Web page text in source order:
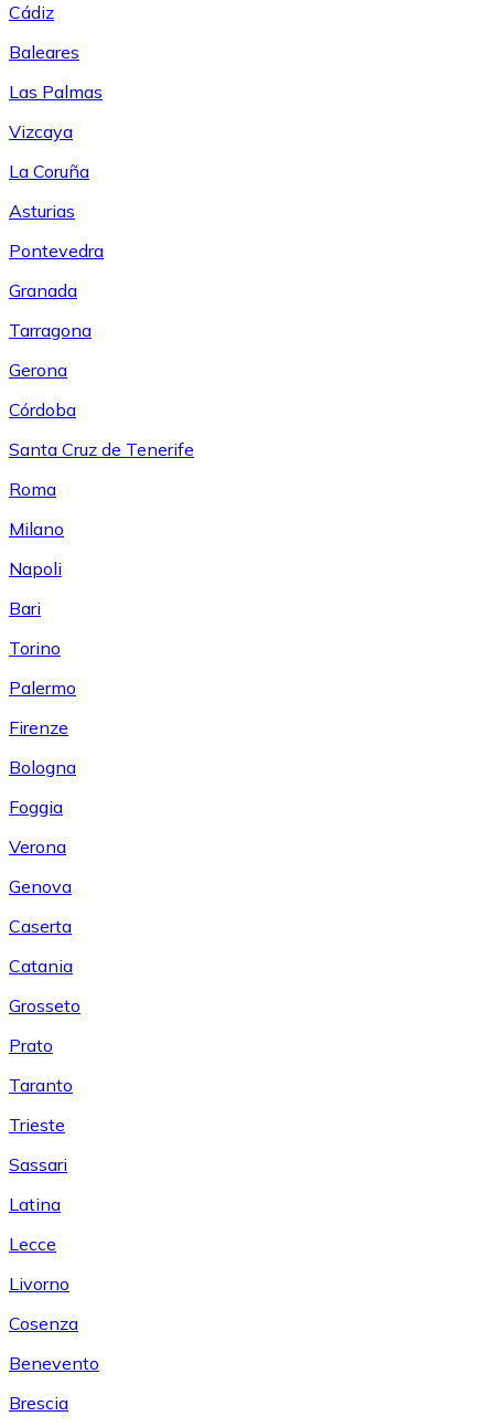
Cádiz
Baleares
Las Palmas
Vizcaya
La Coruña
Asturias
Pontevedra
Granada
Tarragona
Gerona
Córdoba
Santa Cruz de Tenerife
Roma
Milano
Napoli
Bari
Torino
Palermo
Firenze
Bologna
Foggia
Verona
Genova
Caserta
Catania
Grosseto
Prato
Taranto
Trieste
Sassari
Latina
Lecce
Livorno
Cosenza
Benevento
Brescia